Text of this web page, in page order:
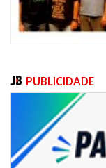
PUBLICIDADE